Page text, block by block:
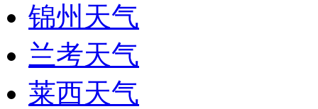
锦州天气
兰考天气
莱西天气